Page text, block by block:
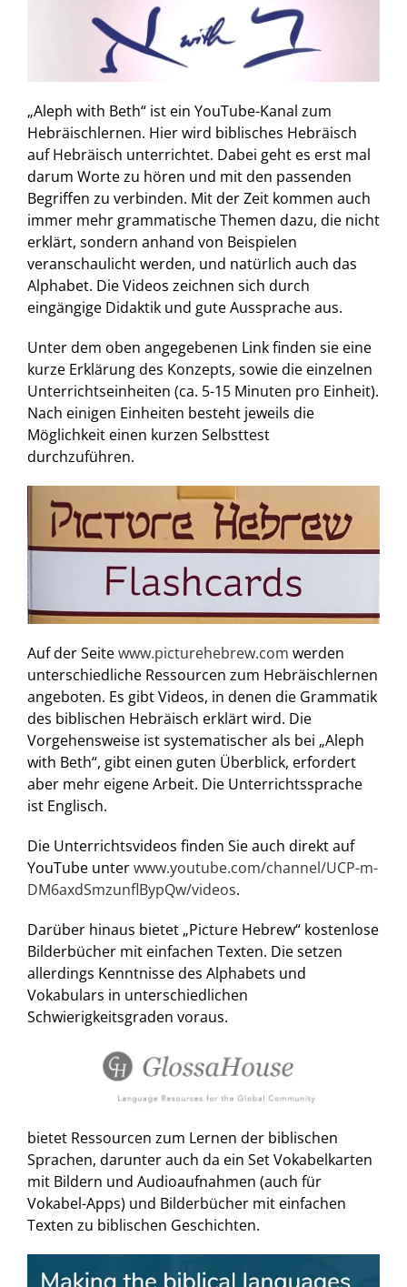
„Aleph with Beth“ ist ein YouTube-Kanal zum
Hebräischlernen. Hier wird biblisches Hebräisch
auf Hebräisch unterrichtet. Dabei geht es erst mal
darum Worte zu hören und mit den passenden
Begriffen zu verbinden. Mit der Zeit kommen auch
immer mehr grammatische Themen dazu, die nicht
erklärt, sondern anhand von Beispielen
veranschaulicht werden, und natürlich auch das
Alphabet. Die Videos zeichnen sich durch
eingängige Didaktik und gute Aussprache aus.
Unter dem oben angegebenen Link finden sie eine
kurze Erklärung des Konzepts, sowie die einzelnen
Unterrichtseinheiten (ca. 5-15 Minuten pro Einheit).
Nach einigen Einheiten besteht jeweils die
Möglichkeit einen kurzen Selbsttest
durchzuführen.
Auf der Seitewww.picturehebrew.com werden
unterschiedliche Ressourcen zum Hebräischlernen
angeboten. Es gibt Videos, in denen die Grammatik
des biblischen Hebräisch erklärt wird. Die
Vorgehensweise ist systematischer als bei „Aleph
with Beth“, gibt einen guten Überblick, erfordert
aber mehr eigene Arbeit. Die Unterrichtssprache
ist Englisch.
Die Unterrichtsvideos finden Sie auch direkt auf
YouTube unterwww.youtube.com/channel/UCP-m-
DM6axdSmzunflBypQw/videos.
Darüber hinaus bietet „Picture Hebrew“ kostenlose
Bilderbücher mit einfachen Texten. Die setzen
allerdings Kenntnisse des Alphabets und
Vokabulars in unterschiedlichen
Schwierigkeitsgraden voraus.
bietet Ressourcen zum Lernen der biblischen
Sprachen, darunter auch da ein Set Vokabelkarten
mit Bildern und Audioaufnahmen (auch für
Vokabel-Apps) und Bilderbücher mit einfachen
Texten zu biblischen Geschichten.